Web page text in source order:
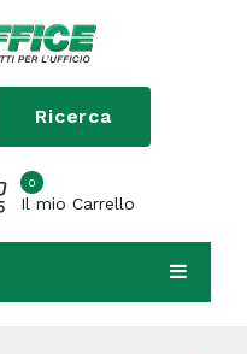
Ricerca
0
Il mio Carrello